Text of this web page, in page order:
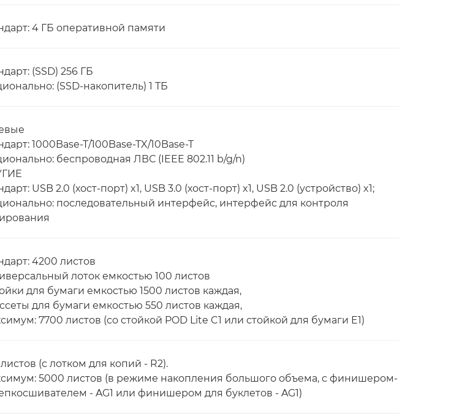
4 ГБ оперативной памяти
(SSD) 256 ГБ
(SSD-накопитель) 1 ТБ
1000Base-T/100Base-TX/10Base-T
беспроводная ЛВС (IEEE 802.11 b/g/n)
USB 2.0 (хост-порт) x1, USB 3.0 (хост-порт) x1, USB 2.0 (устройство) x1;
последовательный интерфейс, интерфейс для контроля
4200 листов
лоток емкостью 100 листов
для бумаги емкостью 1500 листов каждая,
для бумаги емкостью 550 листов каждая,
7700 листов (со стойкой POD Lite C1 или стойкой для бумаги E1)
(с лотком для копий - R2).
5000 листов (в режиме накопления большого объема, с финишером-
- AG1 или финишером для буклетов - AG1)